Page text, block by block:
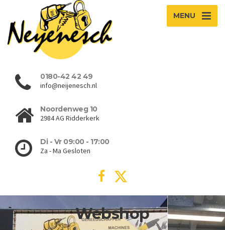
MENU
0180-42 42 49
info@neijenesch.nl
Noordenweg 10
2984 AG Ridderkerk
Di - Vr 09:00 - 17:00
Za - Ma Gesloten
Webshop